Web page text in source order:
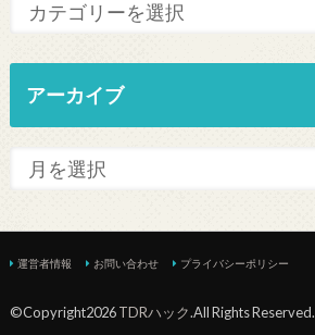
アーカイブ
運営者情報 お問い合わせ プライバシーポリシー
©Copyright2026TDRハック.All Rights Reserved.